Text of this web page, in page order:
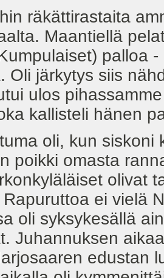
räkättirastaita
Maantiellä
palloa
Oli järkytys siis
ulos
kallisteli hänen
oli, kun siskoni
poikki omasta
olivat
ei vielä
oli syksykesällä
Juhannuksen
edustan